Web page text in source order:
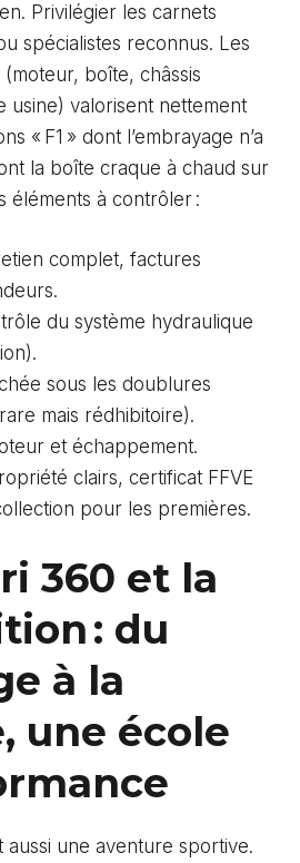
Privilégier les carnets
spécialistes reconnus. Les
boîte, châssis
usine) valorisent nettement
« F1 » dont l’embrayage n’a
la boîte craque à chaud sur
éléments à contrôler :
complet, factures
du système hydraulique
sous les doublures
mais rédhibitoire).
et échappement.
clairs, certificat FFVE
pour les premières.
360 et la
: du
à la
une école
aussi une aventure sportive.